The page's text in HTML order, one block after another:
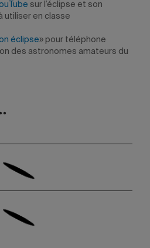
sur l’éclipse et son
utiliser en classe
éclipse» pour téléphone
des astronomes amateurs du